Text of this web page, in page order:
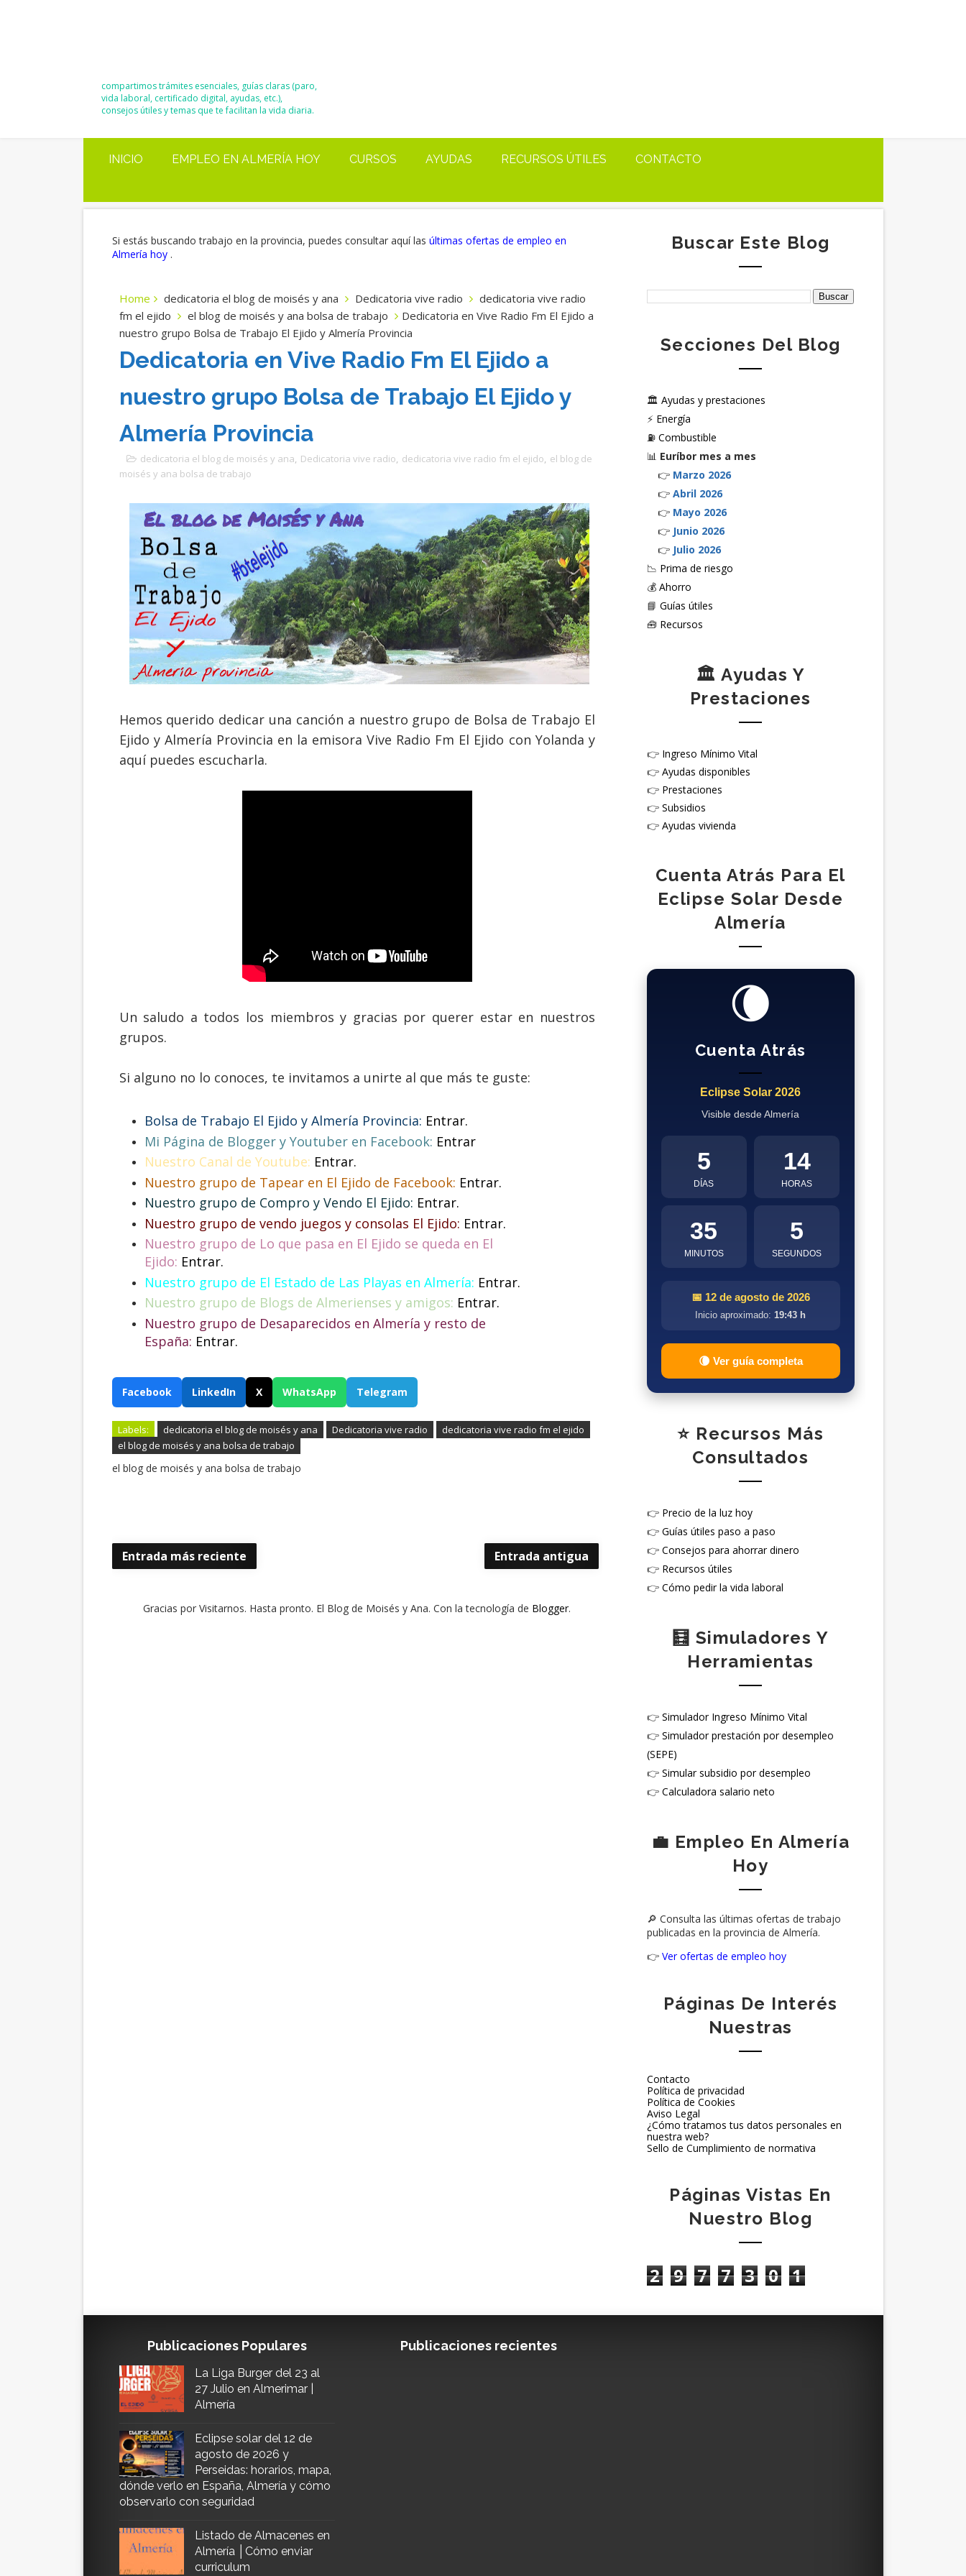
compartimos trámites esenciales, guías claras (paro,
vida laboral, certificado digital, ayudas, etc.),
consejos útiles y temas que te facilitan la vida diaria.
INICIO EMPLEO EN ALMERÍA HOY CURSOS AYUDAS RECURSOS ÚTILES CONTACTO
Si estás buscando trabajo en la provincia, puedes consultar aquí las últimas ofertas de empleo en
Almería hoy .
Home dedicatoria el blog de moisés y ana Dedicatoria vive radio
dedicatoria vive radio
fm el ejido
el blog de moisés y ana bolsa de trabajo
Dedicatoria en Vive Radio Fm El Ejido a
nuestro grupo Bolsa de Trabajo El Ejido y Almería Provincia
Dedicatoria en Vive Radio Fm El Ejido a
nuestro grupo Bolsa de Trabajo El Ejido y
Almería Provincia
dedicatoria el blog de moisés y ana, Dedicatoria vive radio, dedicatoria vive radio fm el ejido, el blog de
moisés y ana bolsa de trabajo
Hemos querido dedicar una canción a nuestro grupo de Bolsa de Trabajo El
Ejido y Almería Provincia en la emisora Vive Radio Fm El Ejido con Yolanda y
aquí puedes escucharla.
Un saludo a todos los miembros y gracias por querer estar en nuestros
grupos.
Si alguno no lo conoces, te invitamos a unirte al que más te guste:
Bolsa de Trabajo El Ejido y Almería Provincia: Entrar.
Mi Página de Blogger y Youtuber en Facebook: Entrar
Nuestro Canal de Youtube: Entrar.
Nuestro grupo de Tapear en El Ejido de Facebook: Entrar.
Nuestro grupo de Compro y Vendo El Ejido: Entrar.
Nuestro grupo de vendo juegos y consolas El Ejido: Entrar.
Nuestro grupo de Lo que pasa en El Ejido se queda en El
Ejido: Entrar.
Nuestro grupo de El Estado de Las Playas en Almería: Entrar.
Nuestro grupo de Blogs de Almerienses y amigos: Entrar.
Nuestro grupo de Desaparecidos en Almería y resto de
España: Entrar.
Facebook LinkedIn X WhatsApp Telegram
Labels: dedicatoria el blog de moisés y ana Dedicatoria vive radio
dedicatoria vive radio fm el ejido
el blog de moisés y ana bolsa de trabajo
el blog de moisés y ana bolsa de trabajo
Entrada más reciente Entrada antigua
Gracias por Visitarnos. Hasta pronto. El Blog de Moisés y Ana. Con la tecnología de Blogger.
Buscar Este Blog
Secciones Del Blog
🏛️ Ayudas y prestaciones
⚡ Energía
⛽ Combustible
📊 Euríbor mes a mes
👉 Marzo 2026
👉 Abril 2026
👉 Mayo 2026
👉 Junio 2026
👉 Julio 2026
📉 Prima de riesgo
💰 Ahorro
📘 Guías útiles
🧰 Recursos
🏛️ Ayudas Y
Prestaciones
👉 Ingreso Mínimo Vital
👉 Ayudas disponibles
👉 Prestaciones
👉 Subsidios
👉 Ayudas vivienda
Cuenta Atrás Para El
Eclipse Solar Desde
Almería
🌘
Cuenta Atrás
Eclipse Solar 2026
Visible desde Almería
5
DÍAS
14
HORAS
35
MINUTOS
4
SEGUNDOS
📅 12 de agosto de 2026
Inicio aproximado:19:43 h
🌘 Ver guía completa
⭐ Recursos Más
Consultados
👉 Precio de la luz hoy
👉 Guías útiles paso a paso
👉 Consejos para ahorrar dinero
👉 Recursos útiles
👉 Cómo pedir la vida laboral
🧮 Simuladores Y
Herramientas
👉 Simulador Ingreso Mínimo Vital
👉 Simulador prestación por desempleo
(SEPE)
👉 Simular subsidio por desempleo
👉 Calculadora salario neto
💼 Empleo En Almería
Hoy
🔎 Consulta las últimas ofertas de trabajo
publicadas en la provincia de Almería.
👉 Ver ofertas de empleo hoy
Páginas De Interés
Nuestras
Contacto
Política de privacidad
Política de Cookies
Aviso Legal
¿Cómo tratamos tus datos personales en
nuestra web?
Sello de Cumplimiento de normativa
Páginas Vistas En
Nuestro Blog
2 9 7 7 3 0 1
Publicaciones Populares
La Liga Burger del 23 al
27 Julio en Almerimar |
Almería
Eclipse solar del 12 de
agosto de 2026 y
Perseidas: horarios, mapa,
dónde verlo en España, Almería y cómo
observarlo con seguridad
Listado de Almacenes en
Almería │Cómo enviar
curriculum
Publicaciones recientes